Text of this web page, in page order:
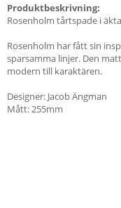
Produktbeskrivning:
Rosenholm tårtspade i
Rosenholm har fått sin
sparsamma linjer. Den
modern till karaktären.
Designer: Jacob Ängman
Mått: 255mm